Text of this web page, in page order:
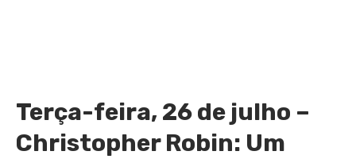
Terça-feira, 26 de julho –
Christopher Robin: Um